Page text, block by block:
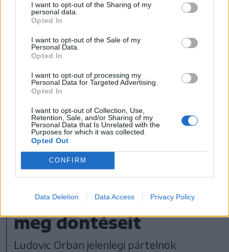
I want to opt-out of the Sharing of my
personal data.
Opted In
I want to opt-out of the Sale of my
Personal Data.
Opted In
I want to opt-out of processing my
Personal Data for Targeted Advertising.
Opted In
I want to opt-out of Collection, Use,
Retention, Sale, and/or Sharing of my
Personal Data that Is Unrelated with the
Purposes for which it was collected.
Opted Out
CONFIRM
Data Deletion Data Access Privacy Policy
Nemzeti Liberális Párt jövőjéről a
politikában most és 2024 után, amikor
négy választást kell végigvinnünk a PSD
ellen. És én vagyok a PSD legnagyobb
ellensége, én vagyok az egyetlen, aki
győzelemre viheti a PNL-t 2024-ben" -
mondta még Florin Cîţu.
Orban: kétlem, hogy
pártelnökként Florin
Cîţu a párttagok
konzultálásával hozza
meg döntéseit
Ludovic Orban jelenlegi pártelnök